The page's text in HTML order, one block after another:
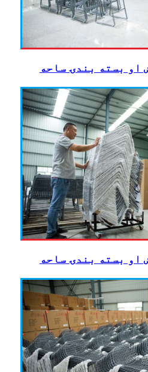
او بسته بندۍ ساحه
او بسته بندۍ ساحه